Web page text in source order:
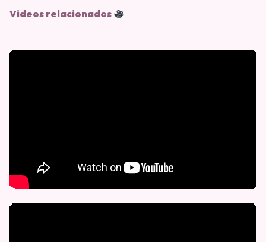
Videos relacionados